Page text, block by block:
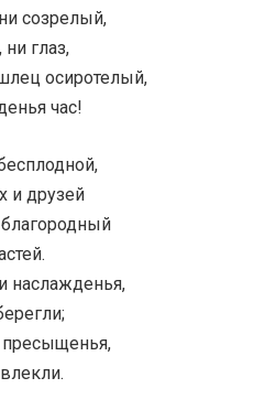
созрелый,
глаз,
осиротелый,
час!
и друзей
наслажденья,
пресыщенья,